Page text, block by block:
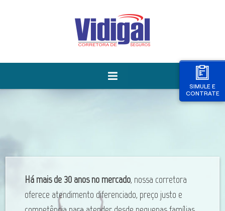
SIMULE E
CONTRATE
Há mais de 30 anos no mercado, nossa corretora
oferece atendimento diferenciado, preço justo e ​